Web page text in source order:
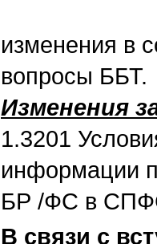
изменения в
вопросы ББТ.
Изменения
1.3201
информации
БР /ФС в
В связи с